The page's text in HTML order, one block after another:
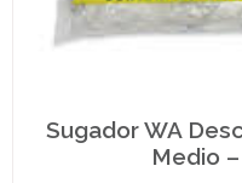
Sugador WA
Medio